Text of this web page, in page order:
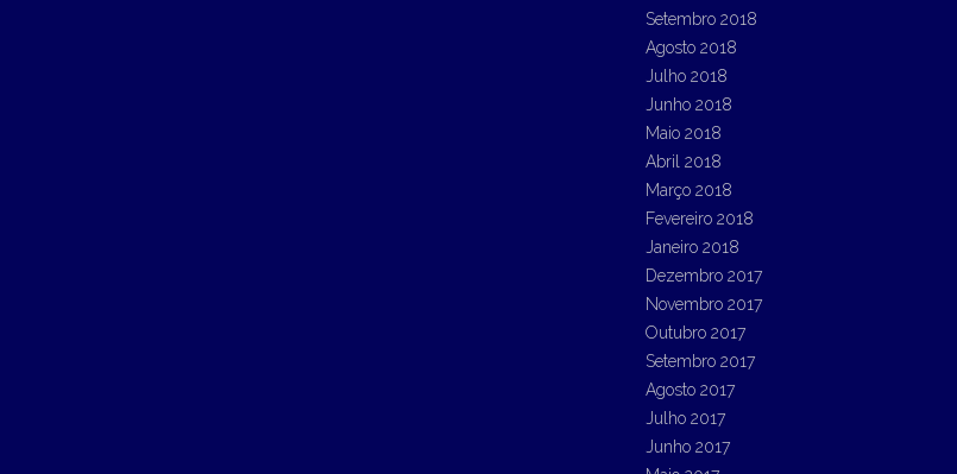
Setembro 2018
Agosto 2018
Julho 2018
Junho 2018
Maio 2018
Abril 2018
Março 2018
Fevereiro 2018
Janeiro 2018
Dezembro 2017
Novembro 2017
Outubro 2017
Setembro 2017
Agosto 2017
Julho 2017
Junho 2017